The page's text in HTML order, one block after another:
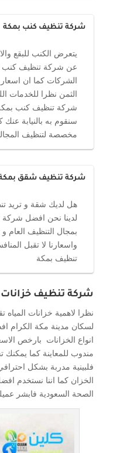
شركة تنظيف كنب بمكة
يتعرض الكنب للبقع
عن شركة تنظيف كنب
الشركات كما ان
الثمن نظرا للخدمات
شركة تنظيف كنب
سنقوم به بالنيابة عنك
مخصصة لتنظيف
شركة تنظيف شقق
هل لديك شقة و تريد
لدينا نحن افضل
بمجال التنظيف
واسعارنا لا تقبل
تنظيف بمكة
شركة تنظيف
نظرا لاهمية خزانات المياه
لسكان مدينة مكة
انواع الخزانات بارخص
مندوب للمعاينة كما يمكنك
فلبينية مدربة بشكل
الخزان كما اننا نستخدم
الصحة السعودية فابشر